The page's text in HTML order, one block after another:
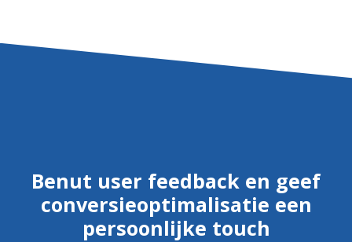
Benut user feedback en geef
conversieoptimalisatie een
persoonlijke touch